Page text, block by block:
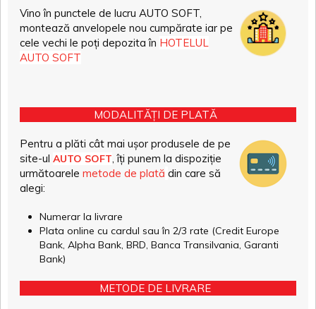
Vino în punctele de lucru AUTO SOFT,
montează anvelopele nou cumpărate iar pe
cele vechi le poți depozita în HOTELUL
AUTO SOFT
MODALITĂȚI DE PLATĂ
Pentru a plăti cât mai ușor produsele de pe
site-ul AUTO SOFT, îți punem la dispoziție
următoarele metode de plată din care să
alegi:
Numerar la livrare
Plata online cu cardul sau în 2/3 rate (Credit Europe
Bank, Alpha Bank, BRD, Banca Transilvania, Garanti
Bank)
METODE DE LIVRARE